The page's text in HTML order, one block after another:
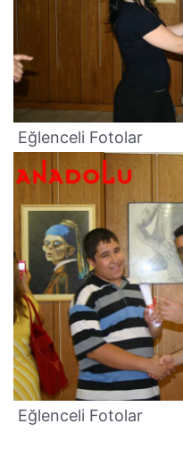
Eğlenceli Fotolar
Eğlenceli Fotolar